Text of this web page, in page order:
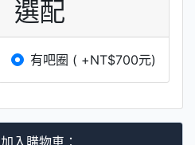
選配
有吧圈 ( +NT$700元)
加入購物車：